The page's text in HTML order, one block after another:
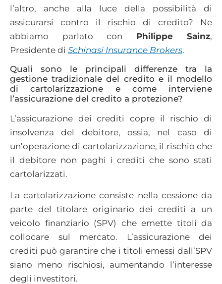
l’altro, anche alla luce della possibilità di
assicurarsi contro il rischio di credito? Ne
abbiamo parlato con Philippe Sainz,
Presidente di Schinasi Insurance Brokers.
Quali sono le principali differenze tra la
gestione tradizionale del credito e il modello
di cartolarizzazione e come interviene
l’assicurazione del credito a protezione?
L’assicurazione dei crediti copre il rischio di
insolvenza del debitore, ossia, nel caso di
un’operazione di cartolarizzazione, il rischio che
il debitore non paghi i crediti che sono stati
cartolarizzati.
La cartolarizzazione consiste nella cessione da
parte del titolare originario dei crediti a un
veicolo finanziario (SPV) che emette titoli da
collocare sul mercato. L’assicurazione dei
crediti può garantire che i titoli emessi dall’SPV
siano meno rischiosi, aumentando l’interesse
degli investitori.